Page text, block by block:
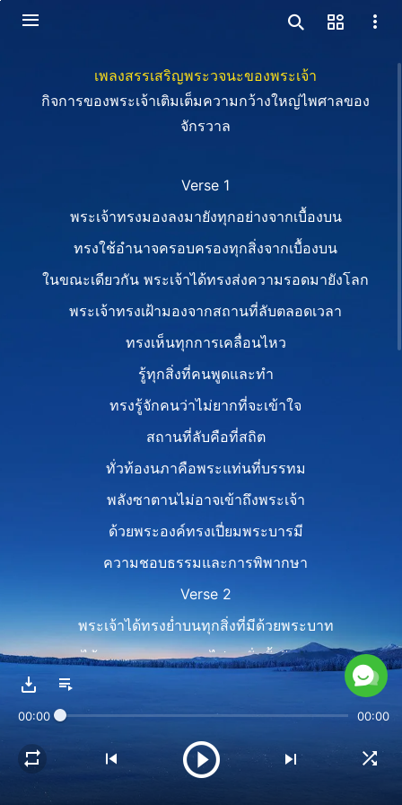
เพลงสรรเสริญพระวจนะของพระเจ้า
กิจการของพระเจ้าเติมเต็มความกว้างใหญ่ไพศาลของ
จักรวาล
Verse 1
พระเจ้าทรงมองลงมายังทุกอย่างจากเบื้องบน
ทรงใช้อำนาจครอบครองทุกสิ่งจากเบื้องบน
ในขณะเดียวกัน พระเจ้าได้ทรงส่งความรอดมายังโลก
พระเจ้าทรงเฝ้ามองจากสถานที่ลับตลอดเวลา
ทรงเห็นทุกการเคลื่อนไหว
รู้ทุกสิ่งที่คนพูดและทำ
ทรงรู้จักคนว่าไม่ยากที่จะเข้าใจ
สถานที่ลับคือที่สถิต
ทั่วท้องนภาคือพระแท่นที่บรรทม
พลังซาตานไม่อาจเข้าถึงพระเจ้า
ด้วยพระองค์ทรงเปี่ยมพระบารมี
ความชอบธรรมและการพิพากษา
Verse 2
พระเจ้าได้ทรงย่ำบนทุกสิ่งที่มีด้วยพระบาท
ได้ทอดพระเนตรออกไปจนทั่วทั้งจักรวาล
ได้ทรงลิ้มรสความหวานและความขมขื่น
ทุกรสชาติที่มีในโลกมนุษย์นี้ทั้งมวล
แต่มนุษย์ไม่เคยรู้จักพระเจ้าอย่างแท้จริง
00:00 00:00